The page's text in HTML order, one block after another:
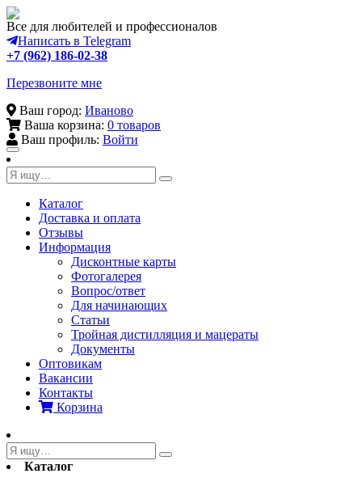
Все для любителей и профессионалов
Написать в Telegram
+7 (962) 186-02-38
Перезвоните мне
Ваш город: Иваново
Ваша корзина: 0 товаров
Ваш профиль: Войти
Toggle
navigation
Каталог
Доставка и оплата
Отзывы
Информация
Дисконтные карты
Фотогалерея
Вопрос/ответ
Для начинающих
Статьи
Тройная дистилляция и мацераты
Документы
Оптовикам
Вакансии
Контакты
Корзина
Каталог